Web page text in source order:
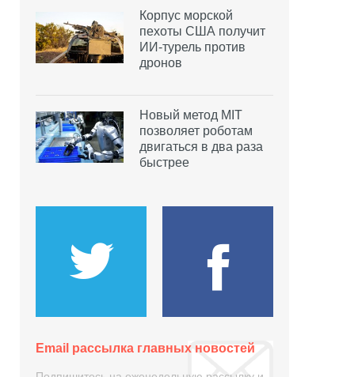
Корпус морской
пехоты США получит
ИИ-турель против
дронов
Новый метод MIT
позволяет роботам
двигаться в два раза
быстрее
Email рассылка главных новостей